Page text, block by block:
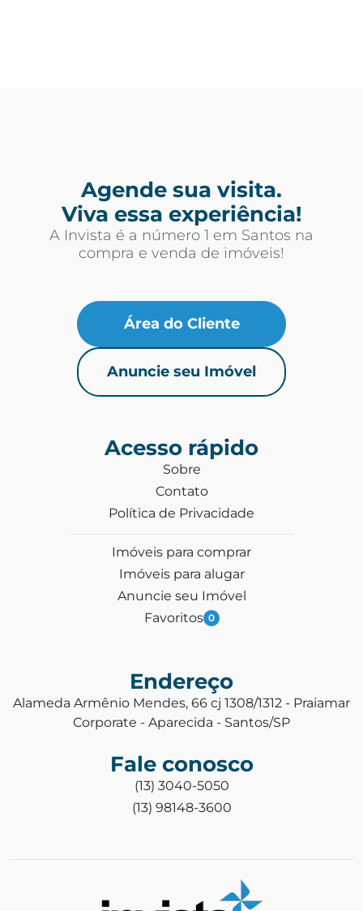
Agende sua visita.
Viva essa experiência!
A Invista é a número 1 em Santos na
compra e venda de imóveis!
Área do Cliente
Anuncie seu Imóvel
Acesso rápido
Sobre
Contato
Política de Privacidade
Imóveis para comprar
Imóveis para alugar
Anuncie seu Imóvel
Favoritos 0
Endereço
Alameda Armênio Mendes, 66 cj 1308/1312 - Praiamar
Corporate - Aparecida - Santos/SP
Fale conosco
(13) 3040-5050
(13) 98148-3600